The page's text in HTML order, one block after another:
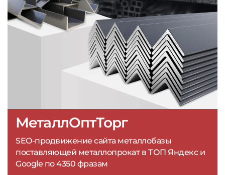
МеталлОптТорг
SEO-продвижение сайта металлобазы
поставляющей металлопрокат в ТОП Яндекс и
Google по 4350 фразам